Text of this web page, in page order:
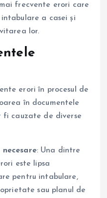
frecvente erori care
a casei și
lor.
erori în procesul de
în documentele
fi cauzate de diverse
necesare: Una dintre
este lipsa
pentru intabulare,
sau planul de